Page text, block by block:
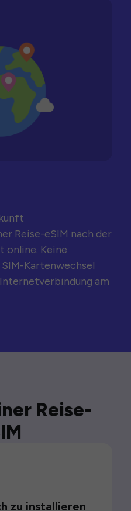
Reise-eSIM nach der
online. Keine
Kartenwechsel
am
Reise-
zu installieren